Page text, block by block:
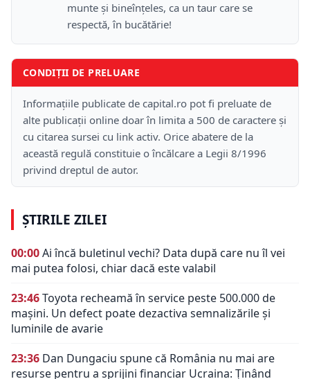
munte şi bineînţeles, ca un taur care se
respectă, în bucătărie!
CONDIȚII DE PRELUARE
Informațiile publicate de capital.ro pot fi preluate de
alte publicații online doar în limita a 500 de caractere și
cu citarea sursei cu link activ. Orice abatere de la
această regulă constituie o încălcare a Legii 8/1996
privind dreptul de autor.
ȘTIRILE ZILEI
00:00Ai încă buletinul vechi? Data după care nu îl vei
mai putea folosi, chiar dacă este valabil
23:46Toyota recheamă în service peste 500.000 de
mașini. Un defect poate dezactiva semnalizările și
luminile de avarie
23:36 Dan Dungaciu spune că România nu mai are
resurse pentru a sprijini financiar Ucraina: Ținând